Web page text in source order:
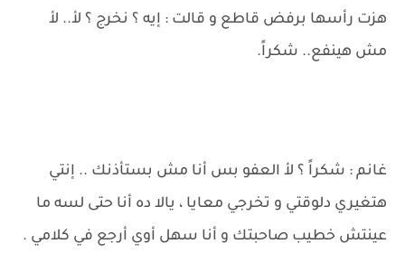
هزت رأسها برفض قاطع و قالت : إيه ؟ نخرج ؟ لأ.. لأ
مش هينفع.. شكراً.
غانم : شكراً ؟ لأ العفو بس أنا مش بستأذنك .. إنتي
هتغيري دلوقتي و تخرجي معايا ، يالا ده أنا حتى لسه ما
عينتش خطيب صاحبتك و أنا سهل أوي أرجع في كلامي .